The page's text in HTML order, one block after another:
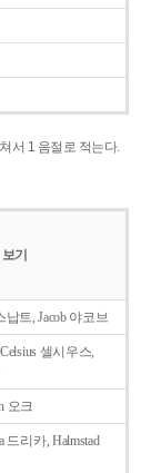
서 1 음절로 적는다.
보기
납트, Jacob 야코브
셀시우스,
오크
드리카, Halmstad